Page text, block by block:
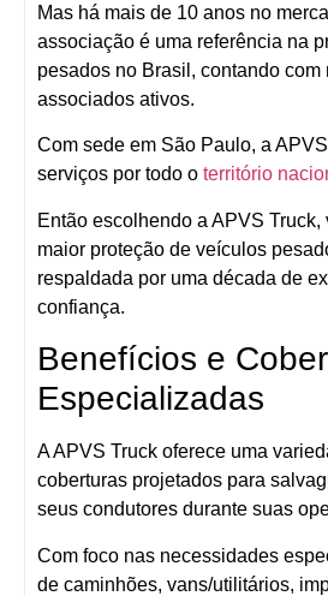
Mas há mais de 10 anos no
associação é uma referência na
pesados no Brasil, contando com
associados ativos.
Com sede em São Paulo, a
serviços por todo o território
Então escolhendo a APVS Truck,
maior proteção de veículos
respaldada por uma década de
confiança.
Benefícios e
Especializadas
A APVS Truck oferece uma
coberturas projetados para
seus condutores durante suas
Com foco nas necessidades
de caminhões, vans/utilitários,